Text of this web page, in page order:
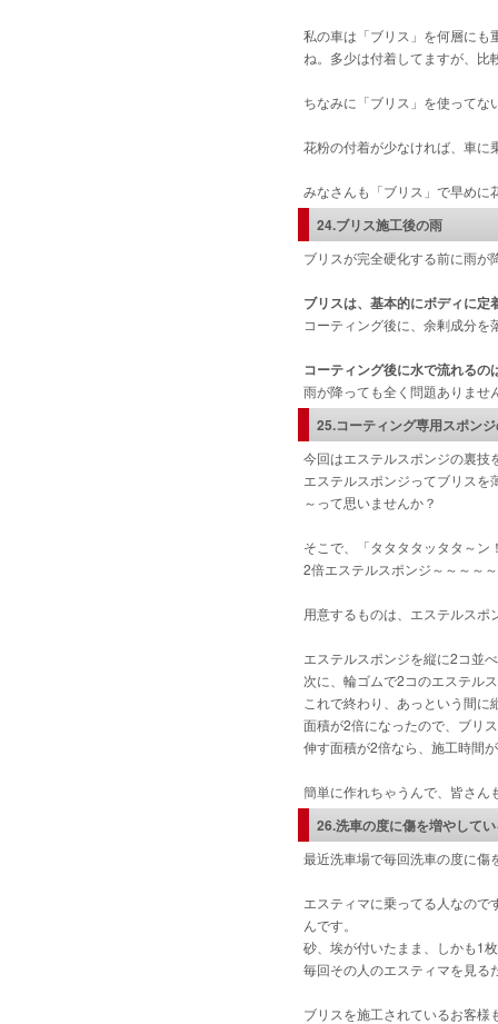
私の車は「ブリス」を何層にも
ね。多少は付着してますが、比
ちなみに「ブリス」を使って
花粉の付着が少なければ、車に
みなさんも「ブリス」で早めに
24.ブリス施工後の雨
ブリスが完全硬化する前に雨
ブリスは、基本的にボディに
コーティング後に、余剰成分
コーティング後に水で流れる
雨が降っても全く問題ありませ
25.コーティング専用スポン
今回はエステルスポンジの裏技
エステルスポンジってブリス
～って思いませんか？
そこで、「タタタタッタタ～ン
2倍エステルスポンジ～～～～
用意するものは、エステルス
エステルスポンジを縦に2コ並
次に、輪ゴムで2コのエステル
これで終わり、あっという間
面積が2倍になったので、ブリ
伸す面積が2倍なら、施工時間
簡単に作れちゃうんで、皆さん
26.洗車の度に傷を増やして
最近洗車場で毎回洗車の度に傷
エスティマに乗ってる人なの
んです。
砂、埃が付いたまま、しかも1
毎回その人のエスティマを見る
ブリスを施工されているお客